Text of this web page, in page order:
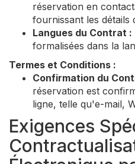
réservation en
fournissant les détails
Langues du Contrat :
formalisées dans la
Termes et Conditions :
Confirmation du
réservation est
ligne, telle qu'e-mail,
Exigences